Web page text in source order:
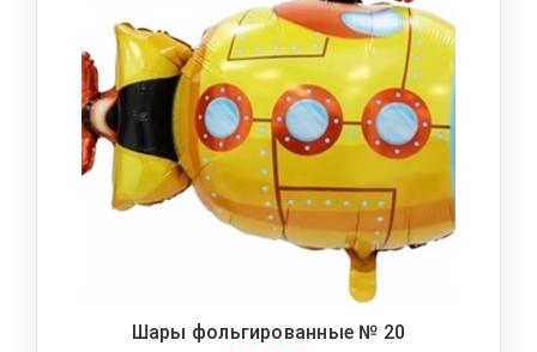
Шары фольгированные № 20